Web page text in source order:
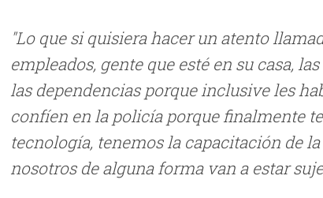
"Lo que si quisiera hacer un atento
empleados, gente que esté en su casa,
las dependencias porque inclusive les
confíen en la policía porque finalmente
tecnología, tenemos la capacitación de
nosotros de alguna forma van a estar